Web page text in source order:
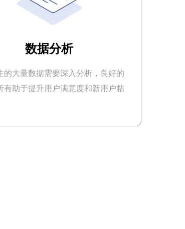
数据分析
的大量数据需要深入分析，良好的
有助于提升用户满意度和新用户粘